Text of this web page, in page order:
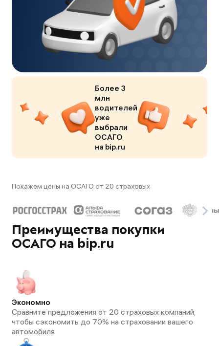
Более 3
млн
водителей
уже
выбрали
ОСАГО
на bip.ru
Покажем цены на ОСАГО от 20 страховых
Преимущества покупки
ОСАГО на bip.ru
Экономно
Сравните предложения от 20 страховых компаний,
чтобы сэкономить до 70% на страховании вашего
автомобиля